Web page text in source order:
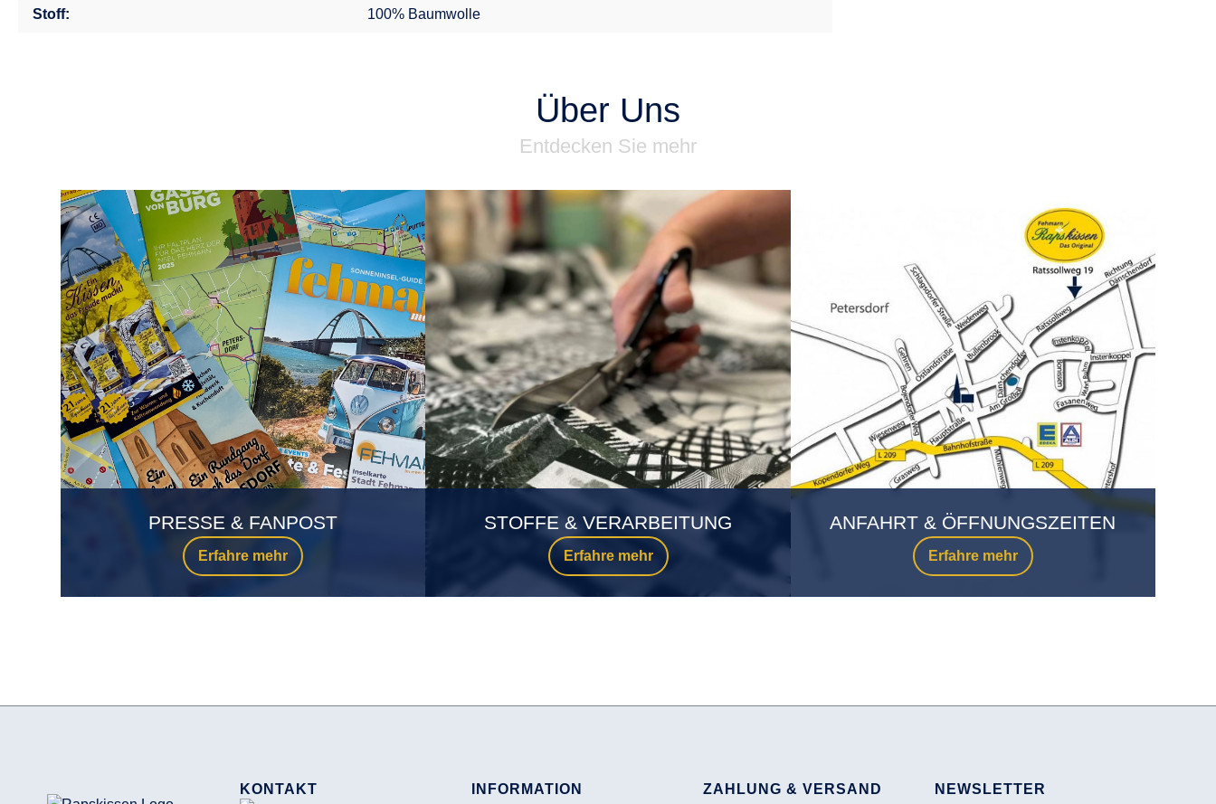
Stoff: 100% Baumwolle
Über Uns
Entdecken Sie mehr
Erfahre mehr
PRESSE & FANPOST
Erfahre mehr
STOFFE & VERARBEITUNG
Erfahre mehr
ANFAHRT & ÖFFNUNGSZEITEN
KONTAKT INFORMATION ZAHLUNG & VERSAND
NEWSLETTER